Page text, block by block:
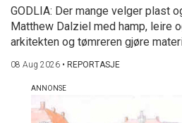
GODLIA: Der mange velger plast
Matthew Dalziel med hamp, leire
arkitekten og tømreren gjøre
08 Aug 2026 • REPORTASJE